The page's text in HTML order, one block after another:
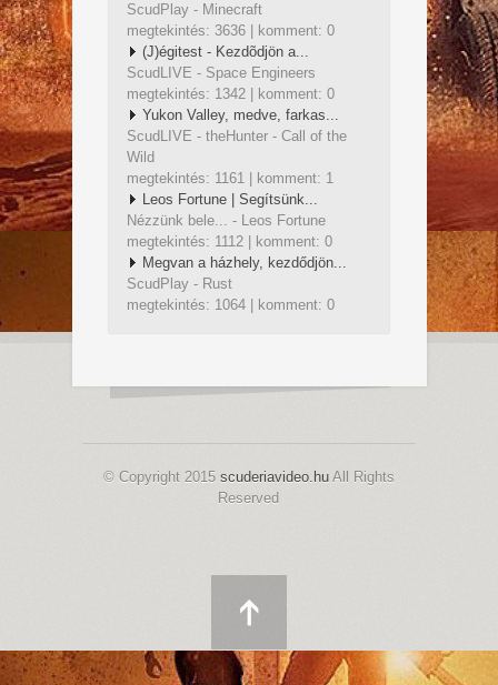
ScudPlay - Minecraft
megtekintés: 3636 | komment: 0
(J)égitest - Kezdõdjön a...
ScudLIVE - Space Engineers
megtekintés: 1342 | komment: 0
Yukon Valley, medve, farkas...
ScudLIVE - theHunter - Call of the
Wild
megtekintés: 1161 | komment: 1
Leos Fortune | Segítsünk...
Nézzünk bele... - Leos Fortune
megtekintés: 1112 | komment: 0
Megvan a házhely, kezdődjön...
ScudPlay - Rust
megtekintés: 1064 | komment: 0
© Copyright 2015 scuderiavideo.huAll Rights
Reserved